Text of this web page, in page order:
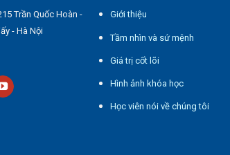
Trần Quốc Hoàn -
- Hà Nội
Giới thiệu
Tầm nhìn và sứ mệnh
Giá trị cốt lõi
Hình ảnh khóa học
Học viên nói về chúng tôi